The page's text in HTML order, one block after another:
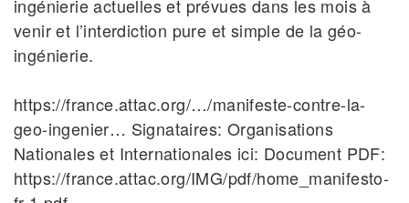
ingénierie actuelles et prévues dans les mois à
venir et l’interdiction pure et simple de la géo-
ingénierie.
https://france.attac.org/…/manifeste-contre-la-
geo-ingenier… Signataires: Organisations
Nationales et Internationales ici: Document PDF:
https://france.attac.org/IMG/pdf/home_manifesto-